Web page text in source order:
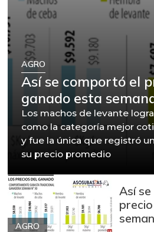
AGRO
Así se comportó el
ganado esta
Los machos de levante
como la categoría mejor
y fue la única que registró
su precio promedio
AGRO
Así